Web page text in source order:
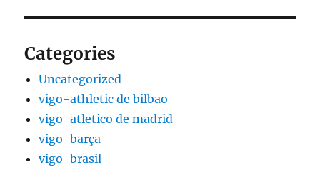
Categories
Uncategorized
vigo-athletic de bilbao
vigo-atletico de madrid
vigo-barça
vigo-brasil